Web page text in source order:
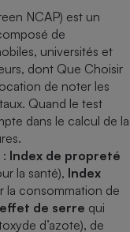
NCAP) est un
de
universités et
dont Que Choisir
de noter les
Quand le test
dans le calcul de la
: Index de propreté
la santé), Index
la consommation de
de serre qui
d’azote), de